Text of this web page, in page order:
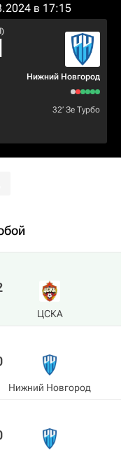
в 17:15
Нижний Новгород
32‎’‎ Зе Турбо
ЦСКА
Нижний Новгород